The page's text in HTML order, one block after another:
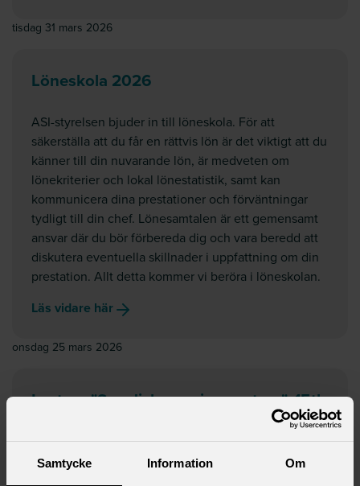
Samtycke Information Om
tisdag 31 mars 2026
Löneskola 2026
ASI-styrelsen bjuder in till löneskola. För att
säkerställa att du får en rättvis lön är det viktigt att du
känner till din nuvarande lön, är medveten om
lönekriterier och lokal lönestatistik, samt kan
kommunicera dina prestationer och förväntningar
tydligt till din chef. Lönesamtalen är ett gemensamt
ansvar där du bör förbereda dig och vara beredd att
diskutera eventuella skillnader i uppfattning om din
prestation. Allt detta kommer vi beröra i löneskolan.
Läs vidare här
onsdag 25 mars 2026
Lecture "Swedish pension system", 15th